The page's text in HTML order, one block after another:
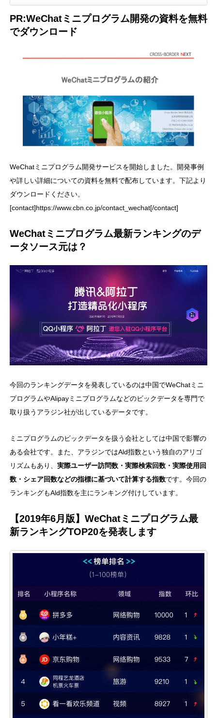
PR:WeChatミニプログラム開発の資料を無料
でダウンロード
WeChatミニプログラム開発サービスを開始しました。開発事例
や詳しい詳細についての資料を無料で配布しています。下記より
ダウンロードください。
[contact]https://www.cbn.co.jp/contact_wechat[/contact]
WeChatミニプログラム最新ランキングのデ
ータソース元は？
今回のランキングデータを発表しているのは中国でWeChatミニ
プログラムやAlipayミニプログラムなどのビックデータを専門で
取り扱うアラジン社が出しているデータです。
ミニプログラムのビックデータを扱う会社としては中国で影響の
ある会社です。また、アラジンではAld指数という独自のアリゴ
リズムもあり、 実際ユーザー訪問数・実際検索回数・実際使用回
数・シェア回数などの指標に基づいて計算する指数です。今回の
ランキングもAld指数を主にランキング付けしています。
【2019年6月版】WeChatミニプログラム最
新ランキングTOP20を発表します